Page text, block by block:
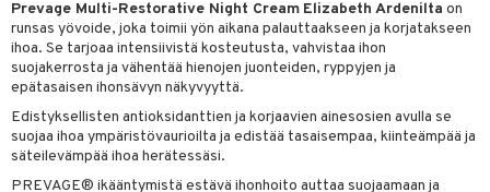
Prevage Multi-Restorative Night Cream Elizabeth Ardenilta on
runsas yövoide, joka toimii yön aikana palauttaakseen ja korjatakseen
ihoa. Se tarjoaa intensiivistä kosteutusta, vahvistaa ihon
suojakerrosta ja vähentää hienojen juonteiden, ryppyjen ja
epätasaisen ihonsävyn näkyvyyttä.
Edistyksellisten antioksidanttien ja korjaavien ainesosien avulla se
suojaa ihoa ympäristövaurioilta ja edistää tasaisempaa, kiinteämpää ja
säteilevämpää ihoa herätessäsi.
PREVAGE® ikääntymistä estävä ihonhoito auttaa suojaamaan ja
poisto
hoito
& saippuat
de toilette
tuotteet
poisto
hoito
& saippuat
10
1: Puhdistus
2: Kirkastus
ja Vartalonhoito
& vastauksia